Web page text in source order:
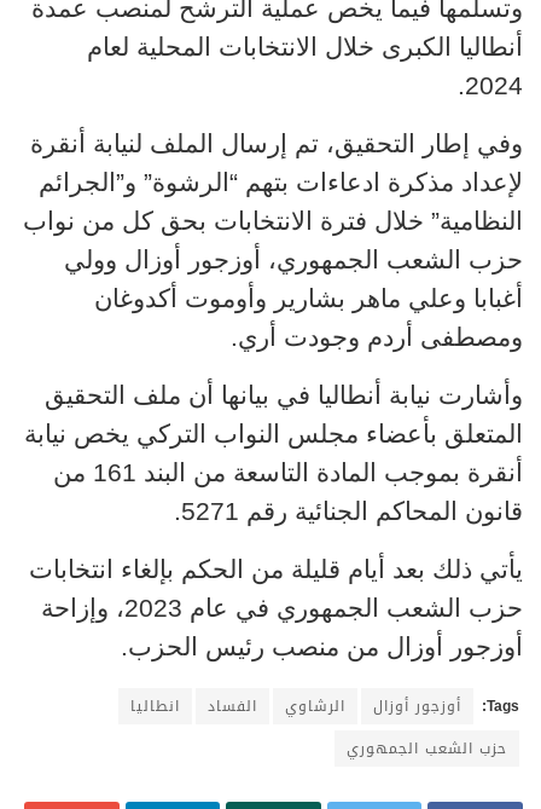
وتسلمها فيما يخص عملية الترشح لمنصب عمدة
أنطاليا الكبرى خلال الانتخابات المحلية لعام
2024.
وفي إطار التحقيق، تم إرسال الملف لنيابة أنقرة
لإعداد مذكرة ادعاءات بتهم “الرشوة” و”الجرائم
النظامية” خلال فترة الانتخابات بحق كل من نواب
حزب الشعب الجمهوري، أوزجور أوزال وولي
أغبابا وعلي ماهر بشارير وأوموت أكدوغان
ومصطفى أردم وجودت أري.
وأشارت نيابة أنطاليا في بيانها أن ملف التحقيق
المتعلق بأعضاء مجلس النواب التركي يخص نيابة
أنقرة بموجب المادة التاسعة من البند 161 من
قانون المحاكم الجنائية رقم 5271.
يأتي ذلك بعد أيام قليلة من الحكم بإلغاء انتخابات
حزب الشعب الجمهوري في عام 2023، وإزاحة
أوزجور أوزال من منصب رئيس الحزب.
Tags: أوزجور أوزال الرشاوي الفساد
انطاليا
حزب الشعب الجمهوري